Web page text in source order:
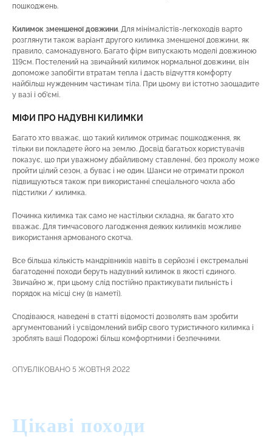
пошкоджень.
Килимок зменшеноїдовжини. Для мінімалістів-легкоходів варто
розглянути також варіант другого килимка зменшеної довжини, як
правило, самонадувного. Багато фірм випускають моделі довжиною
119см. Постелений на звичайний килимок нормальної довжини, він
допоможе запобігти втратам тепла і дасть відчуття комфорту
найбільш нужденним частинам тіла. При цьому ви істотно заощадите
у вазі і об’ємі.
МІФИ ПРО НАДУВНІ КИЛИМКИ
Багато хто вважає, що такий килимок отримає пошкодження, як
тільки ви покладете його на землю. Досвід багатьох користувачів
показує, що при уважному дбайливому ставленні, без проколу може
пройти цілий сезон, а буває і не один. Шанси не отримати прокол
підвищуються також при використанні спеціального чохла або
підстилки / килимка.
Починка килимка так само не настільки складна, як багато хто
вважає. Для тимчасового лагодження деяких килимків можливе
використання армованого скотча.
Все більша кількість мандрівників навіть в серйозні і екстремальні
багатоденні походи беруть надувний килимок в якості єдиного.
Звичайно ж, при цьому слід постійно практикувати пильність і
порядок на місці сну (в наметі).
Сподіваюся, наведені в статті відомості дозволять вам зробити
аргументований і усвідомлений вибір свого туристичного килимка і
зроблять ваші Подорожі більш комфортними і безпечними.
ОПУБЛІКОВАНО 5 ЖОВТНЯ 2022
Цікаві походи